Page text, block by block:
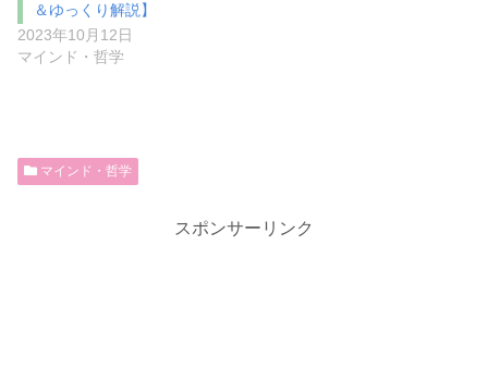
＆ゆっくり解説】
2023年10月12日
マインド・哲学
マインド・哲学
スポンサーリンク